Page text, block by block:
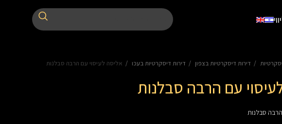
דירות דיסקרטיות בצפון דירות דיסקרטיות בעכו אליסה לעיסוי עם הרבה סבלנות
עם הרבה סבלנות
סבלנות